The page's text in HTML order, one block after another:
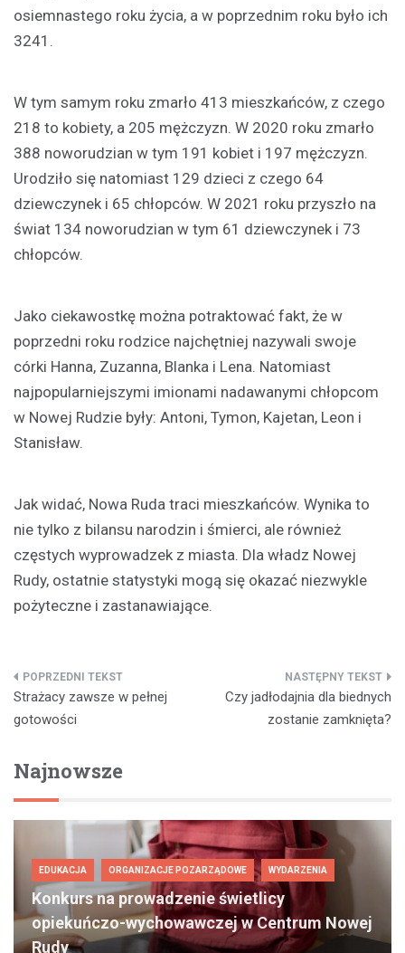
osiemnastego roku życia, a w poprzednim roku było ich
3241.
W tym samym roku zmarło 413 mieszkańców, z czego
218 to kobiety, a 205 mężczyzn. W 2020 roku zmarło
388 noworudzian w tym 191 kobiet i 197 mężczyzn.
Urodziło się natomiast 129 dzieci z czego 64
dziewczynek i 65 chłopców. W 2021 roku przyszło na
świat 134 noworudzian w tym 61 dziewczynek i 73
chłopców.
Jako ciekawostkę można potraktować fakt, że w
poprzedni roku rodzice najchętniej nazywali swoje
córki Hanna, Zuzanna, Blanka i Lena. Natomiast
najpopularniejszymi imionami nadawanymi chłopcom
w Nowej Rudzie były: Antoni, Tymon, Kajetan, Leon i
Stanisław.
Jak widać, Nowa Ruda traci mieszkańców. Wynika to
nie tylko z bilansu narodzin i śmierci, ale również
częstych wyprowadzek z miasta. Dla władz Nowej
Rudy, ostatnie statystyki mogą się okazać niezwykle
pożyteczne i zastanawiające.
Nawigacja
wpisu
Strażacy zawsze w pełnej
gotowości
Czy jadłodajnia dla biednych
zostanie zamknięta?
Najnowsze
EDUKACJA ORGANIZACJE POZARZĄDOWE WYDARZENIA
Konkurs na prowadzenie świetlicy
opiekuńczo-wychowawczej w Centrum Nowej
Rudy